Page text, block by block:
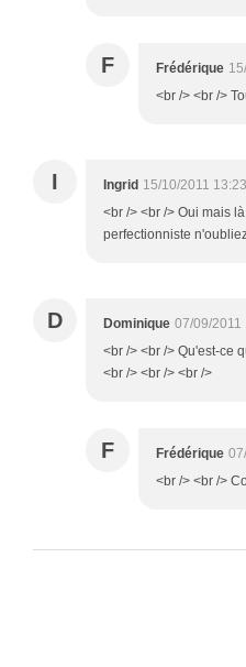
F Frédérique
<br /> <br />
I Ingrid 15/10/2011 13:23
<br /> <br /> Oui mais
perfectionniste
D Dominique 07/09/2011
<br /> <br /> Qu'est-ce
<br /> <br /> <br />
F Frédérique
<br /> <br />